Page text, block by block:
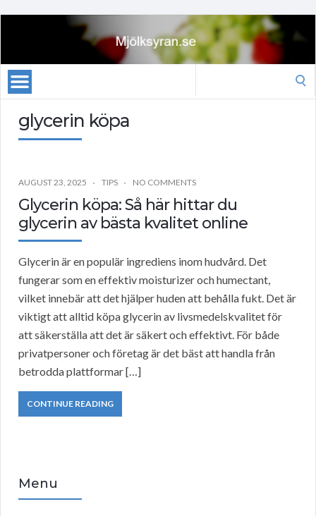
glycerin köpa
AUGUST 23, 2025 TIPS NO COMMENTS
Glycerin köpa: Så här hittar du
glycerin av bästa kvalitet online
Glycerin är en populär ingrediens inom hudvård. Det
fungerar som en effektiv moisturizer och humectant,
vilket innebär att det hjälper huden att behålla fukt. Det är
viktigt att alltid köpa glycerin av livsmedelskvalitet för
att säkerställa att det är säkert och effektivt. För både
privatpersoner och företag är det bäst att handla från
betrodda plattformar […]
CONTINUE READING
Menu